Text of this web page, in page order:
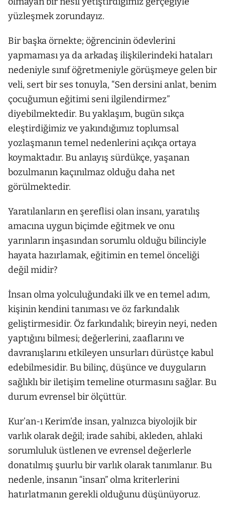
yüzleşmek zorundayız.
Bir başka örnekte; öğrencinin ödevlerini
yapmaması ya da arkadaş ilişkilerindeki hataları
nedeniyle sınıf öğretmeniyle görüşmeye gelen bir
veli, sert bir ses tonuyla, “Sen dersini anlat, benim
çocuğumun eğitimi seni ilgilendirmez”
diyebilmektedir. Bu yaklaşım, bugün sıkça
eleştirdiğimiz ve yakındığımız toplumsal
yozlaşmanın temel nedenlerini açıkça ortaya
koymaktadır. Bu anlayış sürdükçe, yaşanan
bozulmanın kaçınılmaz olduğu daha net
görülmektedir.
Yaratılanların en şereflisi olan insanı, yaratılış
amacına uygun biçimde eğitmek ve onu
yarınların inşasından sorumlu olduğu bilinciyle
hayata hazırlamak, eğitimin en temel önceliği
değil midir?
İnsan olma yolculuğundaki ilk ve en temel adım,
kişinin kendini tanıması ve öz farkındalık
geliştirmesidir. Öz farkındalık; bireyin neyi, neden
yaptığını bilmesi; değerlerini, zaaflarını ve
davranışlarını etkileyen unsurları dürüstçe kabul
edebilmesidir. Bu bilinç, düşünce ve duyguların
sağlıklı bir iletişim temeline oturmasını sağlar. Bu
durum evrensel bir ölçüttür.
Kur’an-ı Kerim’de insan, yalnızca biyolojik bir
varlık olarak değil; irade sahibi, akleden, ahlaki
sorumluluk üstlenen ve evrensel değerlerle
donatılmış şuurlu bir varlık olarak tanımlanır. Bu
nedenle, insanın “insan” olma kriterlerini
hatırlatmanın gerekli olduğunu düşünüyoruz.